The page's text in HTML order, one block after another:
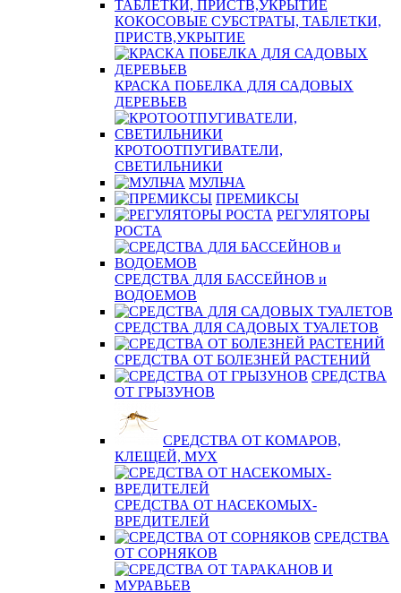
КОКОСОВЫЕ СУБСТРАТЫ, ТАБЛЕТКИ,
ПРИСТВ,УКРЫТИЕ
КРАСКА ПОБЕЛКА ДЛЯ САДОВЫХ
ДЕРЕВЬЕВ
КРОТООТПУГИВАТЕЛИ,
СВЕТИЛЬНИКИ
МУЛЬЧА
ПРЕМИКСЫ
РЕГУЛЯТОРЫ
РОСТА
СРЕДСТВА ДЛЯ БАССЕЙНОВ и
ВОДОЕМОВ
СРЕДСТВА ДЛЯ САДОВЫХ ТУАЛЕТОВ
СРЕДСТВА ОТ БОЛЕЗНЕЙ РАСТЕНИЙ
СРЕДСТВА
ОТ ГРЫЗУНОВ
СРЕДСТВА ОТ КОМАРОВ,
КЛЕЩЕЙ, МУХ
СРЕДСТВА ОТ НАСЕКОМЫХ-
ВРЕДИТЕЛЕЙ
СРЕДСТВА
ОТ СОРНЯКОВ